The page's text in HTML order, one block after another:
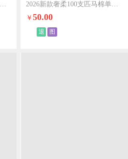
2026新款奢柔100支匹马棉单床笠-海岛系列海岛紫
2026新款奢柔100支匹马棉单床笠-海岛系列海岛黄
￥ 50.00
退 图